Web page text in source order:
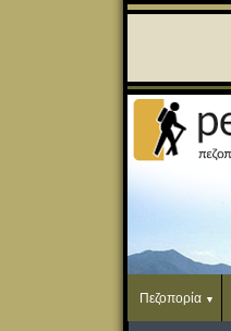
Πεζοπορία